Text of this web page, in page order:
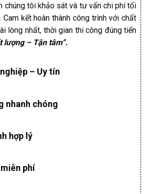
chúng tôi khảo sát và tư vấn chi phí tối
Cam kết hoàn thành công trình với chất
lòng nhất, thời gian thi công đúng tiến
lượng – Tận tâm”.
– Uy tín
nhanh chóng
hợp lý
phí